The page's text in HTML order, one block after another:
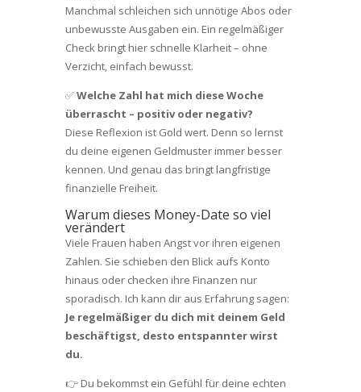
Manchmal schleichen sich unnötige Abos oder
unbewusste Ausgaben ein. Ein regelmäßiger
Check bringt hier schnelle Klarheit – ohne
Verzicht, einfach bewusst.
✅Welche Zahl hat mich diese Woche
überrascht – positiv oder negativ?
Diese Reflexion ist Gold wert. Denn so lernst
du deine eigenen Geldmuster immer besser
kennen. Und genau das bringt langfristige
finanzielle Freiheit.
Warum dieses Money-Date so viel
verändert
Viele Frauen haben Angst vor ihren eigenen
Zahlen. Sie schieben den Blick aufs Konto
hinaus oder checken ihre Finanzen nur
sporadisch. Ich kann dir aus Erfahrung sagen:
Je regelmäßiger du dich mit deinem Geld
beschäftigst, desto entspannter wirst
du.
👉 Du bekommst ein Gefühl für deine echten